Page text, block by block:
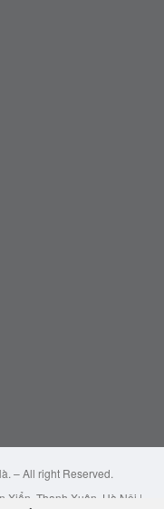
– All right Reserved.
Xiển, Thanh Xuân, Hà Nội |